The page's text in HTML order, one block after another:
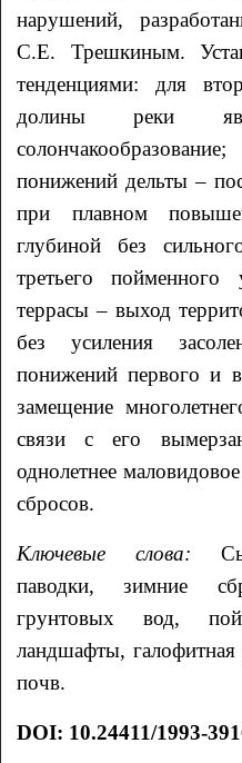
нарушений,
С.Е. Трешкиным.
тенденциями: для
долины реки
понижений дельты –
при плавном
глубиной без
третьего
террасы – выход
без усиления
понижений первого и
замещение
связи с его
однолетнее
сбросов.
Ключевые слова:
паводки, зимние
грунтовых вод,
ландшафты, галофитная
почв.
DOI: 10.24411/1993-